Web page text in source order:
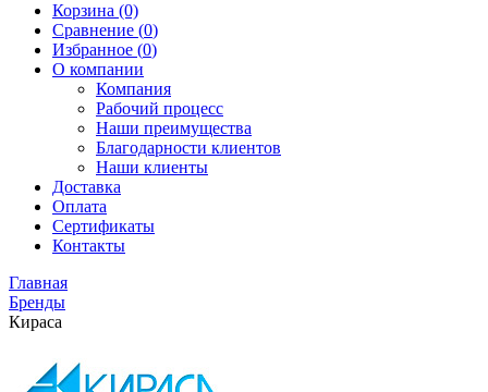
Корзина (0)
Сравнение (0)
Избранное (0)
О компании
Компания
Рабочий процесс
Наши преимущества
Благодарности клиентов
Наши клиенты
Доставка
Оплата
Сертификаты
Контакты
Главная
Бренды
Кираса